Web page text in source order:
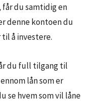
får du samtidig en
denne kontoen du
å investere.
du full tilgang til
lån som er
se hvem som vil låne